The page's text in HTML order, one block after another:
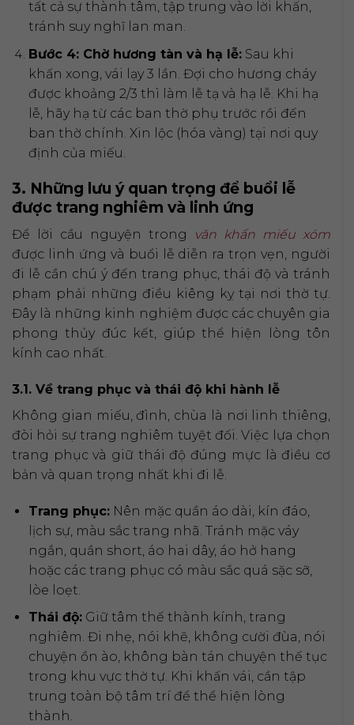
tất cả sự thành tâm, tập trung vào lời khấn,
tránh suy nghĩ lan man.
Bước 4: Chờ hương tàn và hạ lễ:Sau khi
khấn xong, vái lạy 3 lần. Đợi cho hương cháy
được khoảng 2/3 thì làm lễ tạ và hạ lễ. Khi hạ
lễ, hãy hạ từ các ban thờ phụ trước rồi đến
ban thờ chính. Xin lộc (hóa vàng) tại nơi quy
định của miếu.
3. Những lưu ý quan trọng để buổi lễ
được trang nghiêm và linh ứng
Để lời cầu nguyện trong
văn khấn miếu xóm
được linh ứng và buổi lễ diễn ra trọn vẹn, người
đi lễ cần chú ý đến trang phục, thái độ và tránh
phạm phải những điều kiêng kỵ tại nơi thờ tự.
Đây là những kinh nghiệm được các chuyên gia
phong thủy đúc kết, giúp thể hiện lòng tôn
kính cao nhất.
3.1. Về trang phục và thái độ khi hành lễ
Không gian miếu, đình, chùa là nơi linh thiêng,
đòi hỏi sự trang nghiêm tuyệt đối. Việc lựa chọn
trang phục và giữ thái độ đúng mực là điều cơ
bản và quan trọng nhất khi đi lễ.
Trang phục:Nên mặc quần áo dài, kín đáo,
lịch sự, màu sắc trang nhã. Tránh mặc váy
ngắn, quần short, áo hai dây, áo hở hang
hoặc các trang phục có màu sắc quá sặc sỡ,
lòe loẹt.
Thái độ:Giữ tâm thế thành kính, trang
nghiêm. Đi nhẹ, nói khẽ, không cười đùa, nói
chuyện ồn ào, không bàn tán chuyện thế tục
trong khu vực thờ tự. Khi khấn vái, cần tập
trung toàn bộ tâm trí để thể hiện lòng
thành.